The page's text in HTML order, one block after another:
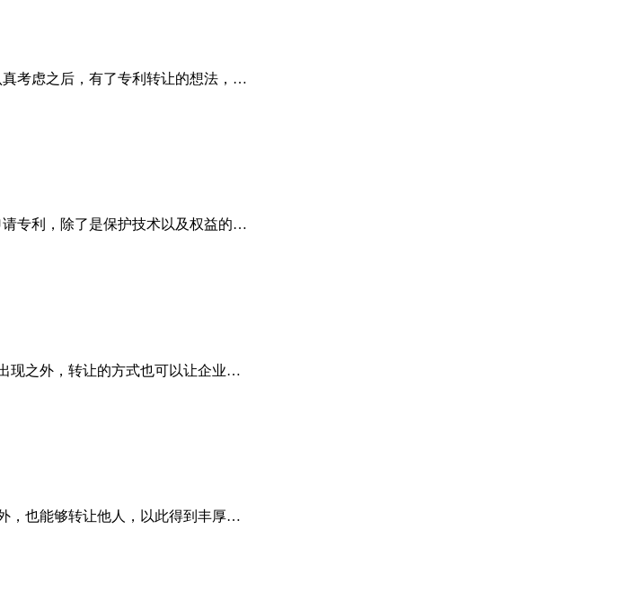
考虑之后，有了专利转让的想法，…
专利，除了是保护技术以及权益的…
现之外，转让的方式也可以让企业…
，也能够转让他人，以此得到丰厚…